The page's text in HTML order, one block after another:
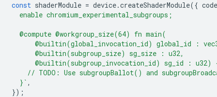
const shaderModule = device.createShaderModule({ code
  enable chromium_experimental_subgroups;
  @compute @workgroup_size(64) fn main(
@builtin(global_invocation_id) global_id :
      @builtin(subgroup_size) sg_size : u32,
@builtin(subgroup_invocation_id) sg_id : u32)
// TODO: Use subgroupBallot() and
  }`
,
});